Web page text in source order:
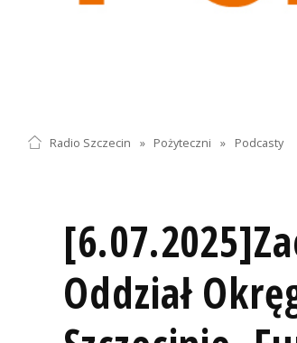
Radio Szczecin » Pożyteczni » Podcasty
Oddział